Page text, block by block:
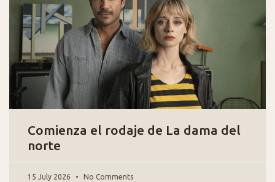
Comienza el rodaje de La dama del
norte
15 July 2026 No Comments